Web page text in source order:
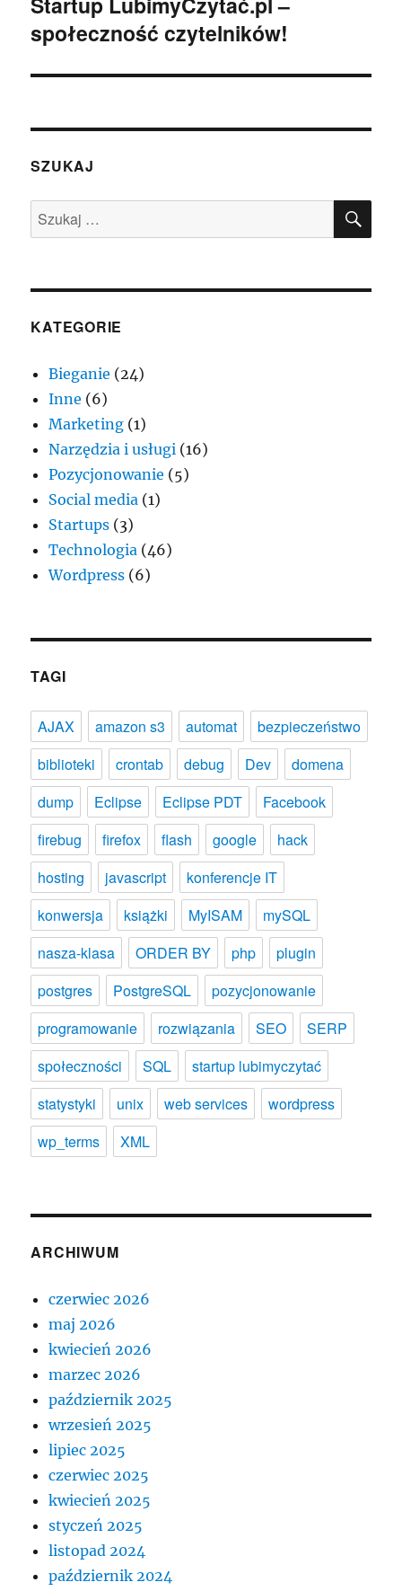
wpis:
społeczność czytelników!
SZUKAJ
Szukaj:
KATEGORIE
Bieganie (24)
Inne (6)
Marketing (1)
Narzędzia i usługi (16)
Pozycjonowanie (5)
Social media (1)
Startups (3)
Technologia (46)
Wordpress (6)
TAGI
AJAX amazon s3 automat
bezpieczeństwo
biblioteki
crontab debug Dev
domena
dump
Eclipse Eclipse PDT
Facebook
firebug
firefox flash google
hack
hosting
javascript
konferencje IT
konwersja
książki MyISAM
mySQL
nasza-klasa
ORDER BY php
plugin
postgres
PostgreSQL
pozycjonowanie
programowanie
rozwiązania SEO
SERP
społeczności
SQL
startup lubimyczytać
statystyki
unix web services
wordpress
wp_terms
XML
ARCHIWUM
czerwiec 2026
maj 2026
kwiecień 2026
marzec 2026
październik 2025
wrzesień 2025
lipiec 2025
czerwiec 2025
kwiecień 2025
styczeń 2025
listopad 2024
październik 2024